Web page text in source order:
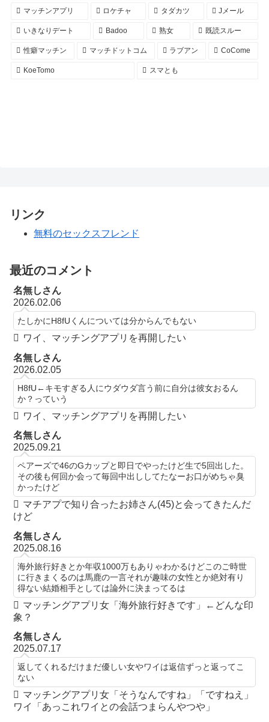
マッチンアプリ ロケチャ タダカツ Jメール
いきなりデート Badoo 熟女 既読スルー
性癖マッチン マッチドットコム ラブアン CoCome
KoeTomo スマとも
リンク
無料のセックスフレンド
最近のコメント
名無しさん
2026.02.06
たしかにH8fUくんについては分からんでもない
ワイ、マッチングアプリを再開したい
名無しさん
2026.02.05
H8fU←キモすぎる人にウダウダ言う前に自分は彼女おるん
か？っていう
ワイ、マッチングアプリを再開したい
名無しさん
2025.09.21
ペアーズで46のGカップと即日でやったけど生で5回出した。
その後も何回か会って毎回中出ししてたなーお口がめちゃ臭
かったけど
マチアプで知り合ったお姉さん(45)と会ってきたんだ
けど
名無しさん
2025.08.16
海外旅行好きとか年収1000万もありゃわかるけどこのご時世
に行きまくるのは馬鹿の一言それが趣味の女性とか絶対有り
得ない結婚相手としては論外に決まってるは
マッチングアプリ女「海外旅行好きです」←どんな印
象？
名無しさん
2025.07.17
返してくれるだけまだ優しい女やワイは返信ずっと返ってこ
ない
マッチングアプリ女「そうなんですね」「ですねえ」
ワイ「あっこれワイとの会話つまらんやつや」